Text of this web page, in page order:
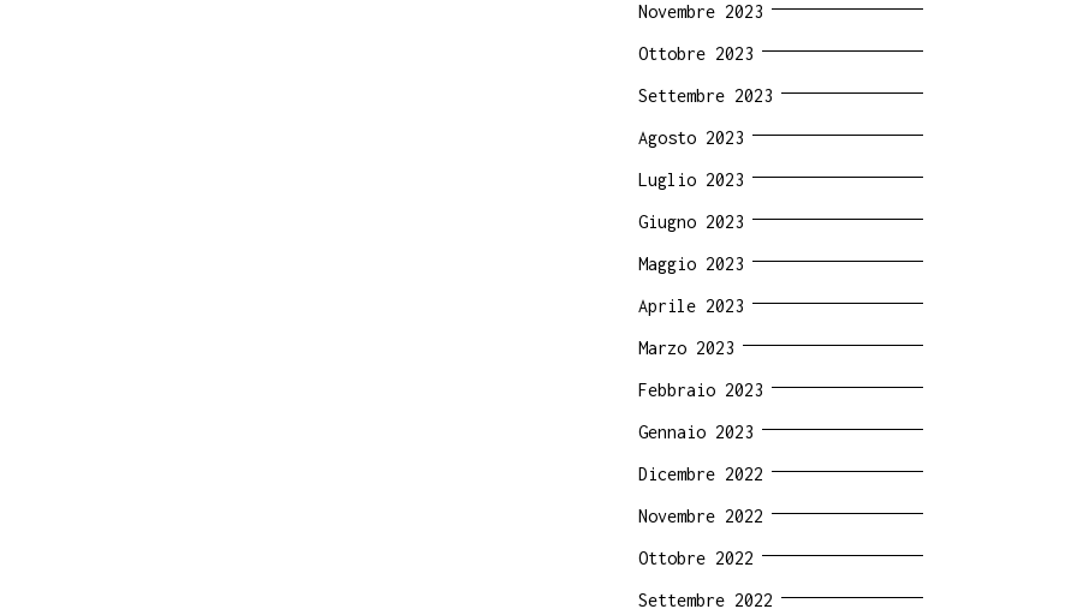
Novembre 2023
Ottobre 2023
Settembre 2023
Agosto 2023
Luglio 2023
Giugno 2023
Maggio 2023
Aprile 2023
Marzo 2023
Febbraio 2023
Gennaio 2023
Dicembre 2022
Novembre 2022
Ottobre 2022
Settembre 2022